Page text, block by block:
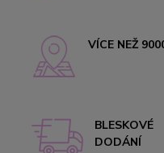
VÍCE NEŽ
BLESKOVÉ
DODÁNÍ